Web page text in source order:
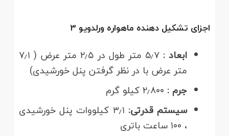
اجزای تشکیل دهنده ماهواره ورلدویو
ابعاد :
۵٫۷ متر طول در ۲٫۵ متر عرض ( ۷٫۱
متر عرض با در نظر گرفتن پنل خورشیدی)
جرم :
سیستم قدرتی:
۳٫۱ کیلووات پنل خورشیدی
، ۱۰۰ ساعت باتری